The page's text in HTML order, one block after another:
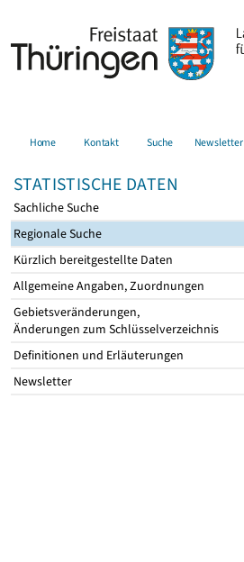
Home Kontakt Suche Newsletter
STATISTISCHE DATEN
Sachliche Suche
Regionale Suche
Kürzlich bereitgestellte Daten
Allgemeine Angaben, Zuordnungen
Gebietsveränderungen,
Änderungen zum Schlüsselverzeichnis
Definitionen und Erläuterungen
Newsletter